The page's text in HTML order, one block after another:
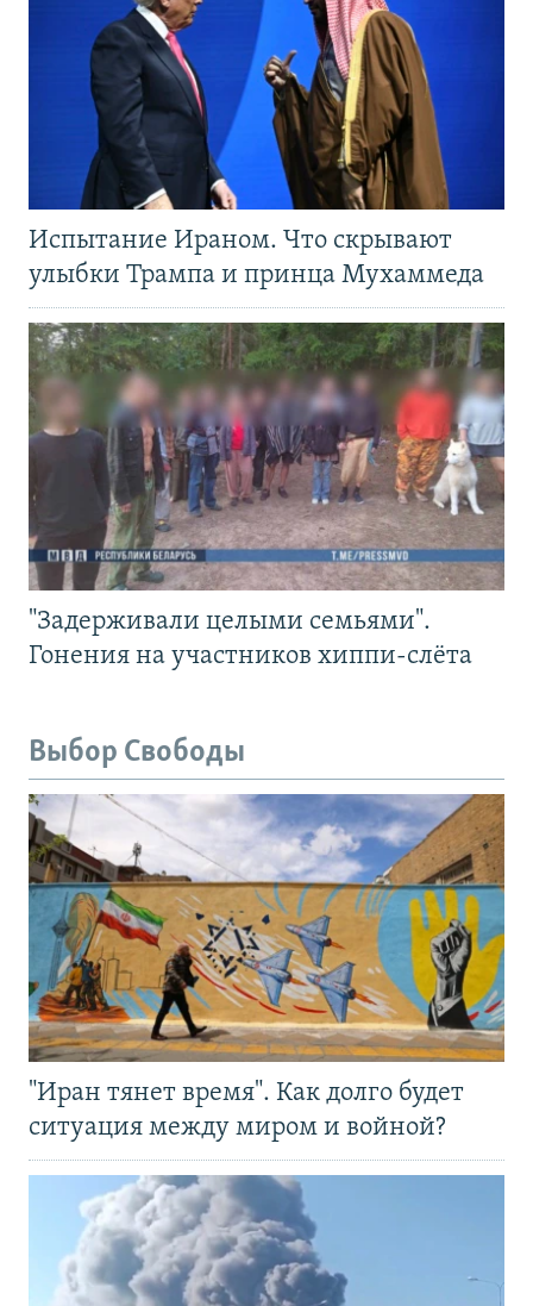
Испытание Ираном. Что скрывают
улыбки Трампа и принца Мухаммеда
"Задерживали целыми семьями".
Гонения на участников хиппи-слёта
Выбор Свободы
"Иран тянет время". Как долго будет
ситуация между миром и войной?